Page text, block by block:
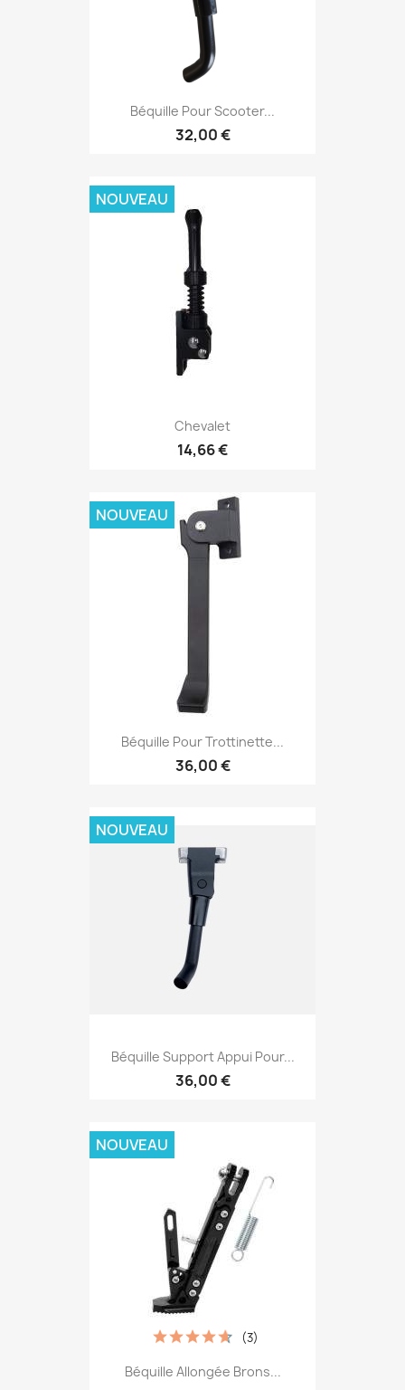
Béquille Pour Scooter...
32,00 €
Chevalet
14,66 €
NOUVEAU
Béquille Pour Trottinette...
36,00 €
NOUVEAU
Béquille Support Appui Pour...
36,00 €
NOUVEAU
Béquille Allongée Brons...
(3)
NOUVEAU